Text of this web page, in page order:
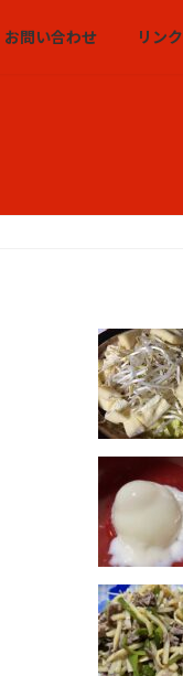
お問い合わせ リンク